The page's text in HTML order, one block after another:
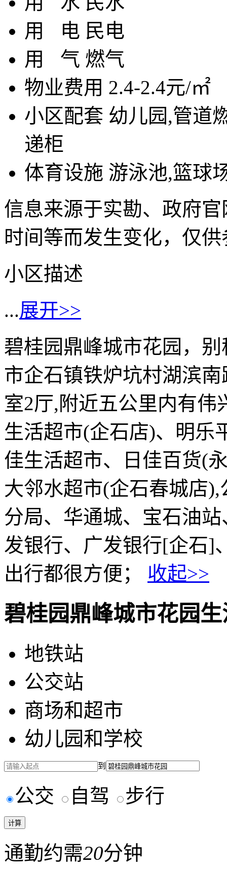
用
电 民电
用 气 燃气
物业费用 2.4-2.4元/㎡
小区配套 幼儿园,管道
递柜
体育设施 游泳池,篮球
信息来源于实勘、政府
时间等而发生变化，仅
小区描述
...展开>>
碧桂园鼎峰城市花园，
市企石镇铁炉坑村湖滨
室2厅,附近五公里内有
生活超市(企石店)、明乐
佳生活超市、日佳百货(
大邻水超市(企石春城店
分局、华通城、宝石油
发银行、广发银行[企石]
出行都很方便； 收起>>
碧桂园鼎峰城市花园
地铁站
公交站
商场和超市
幼儿园和学校
到
公交 自驾 步行
通勤约需20分钟